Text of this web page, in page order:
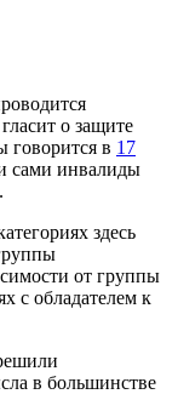
о защите
говорится в 17
сами инвалиды
здесь
от группы
с обладателем к
в большинстве